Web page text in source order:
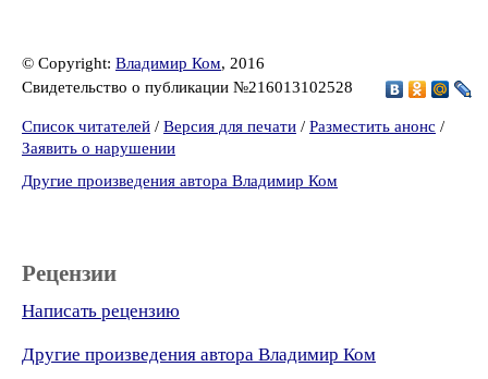
© Copyright: Владимир Ком, 2016
Свидетельство о публикации №216013102528
Список читателей / Версия для печати / Разместить анонс /
Заявить о нарушении
Другие произведения автора Владимир Ком
Рецензии
Написать рецензию
Другие произведения автора Владимир Ком